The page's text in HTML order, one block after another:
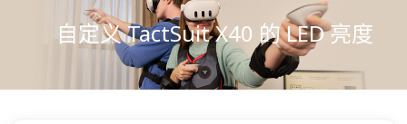
自定义 TactSuit X40 的 LED 亮度